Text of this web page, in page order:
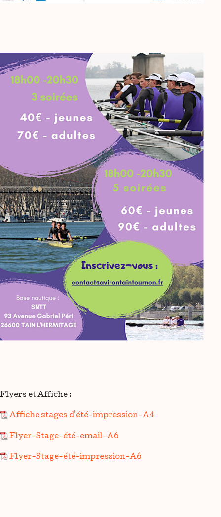
Flyers et Affiche :
Affiche stages d'été-impression-A4
Flyer-Stage-été-email-A6
Flyer-Stage-été-impression-A6